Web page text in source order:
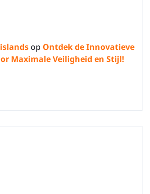
op Ontdek de Innovatieve
Maximale Veiligheid en Stijl!